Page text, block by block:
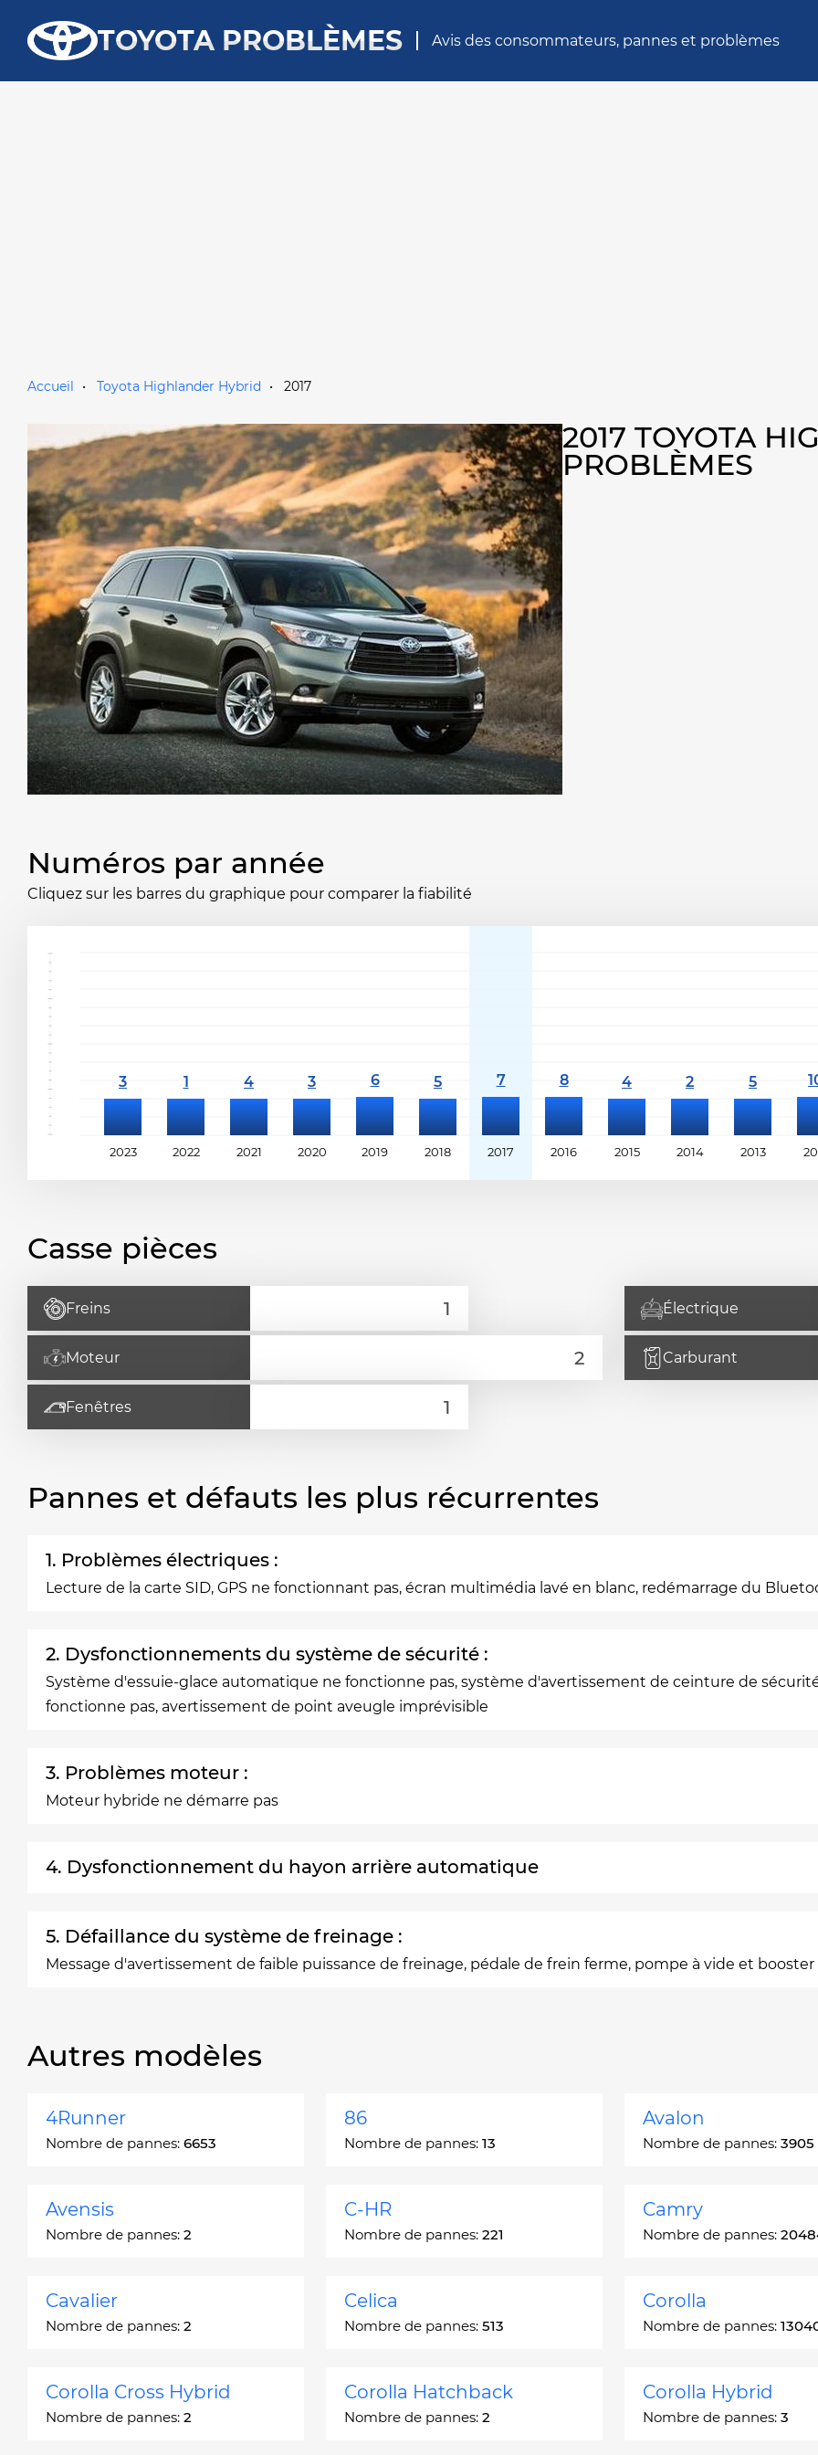
TOYOTA PROBLÈMES Avis des consommateurs, pannes et problèmes
Accueil Toyota Highlander Hybrid 2017
2017 TOYOTA
PROBLÈMES
Numéros par année
Cliquez sur les barres du graphique pour comparer la fiabilité
2023 2022 2021 2020 2019 2018 2017 2016 2015 2014 2013
Casse pièces
Freins Électrique
Moteur Carburant
Fenêtres
Pannes et défauts les plus récurrentes
1. Problèmes électriques :
Lecture de la carte SID, GPS ne fonctionnant pas, écran multimédia lavé en blanc, redémarrage du
2. Dysfonctionnements du système de sécurité :
Système d'essuie-glace automatique ne fonctionne pas, système d'avertissement de ceinture de
fonctionne pas, avertissement de point aveugle imprévisible
3. Problèmes moteur :
Moteur hybride ne démarre pas
4. Dysfonctionnement du hayon arrière automatique
5. Défaillance du système de freinage :
Message d'avertissement de faible puissance de freinage, pédale de frein ferme, pompe à vide et
Autres modèles
4Runner
Nombre de pannes: 6653
86
Nombre de pannes: 13
Avalon
Nombre de pannes: 3905
Avensis
Nombre de pannes: 2
C-HR
Nombre de pannes: 221
Camry
Nombre de pannes:
Cavalier
Nombre de pannes: 2
Celica
Nombre de pannes: 513
Corolla
Nombre de pannes:
Corolla Cross Hybrid
Nombre de pannes: 2
Corolla Hatchback
Nombre de pannes: 2
Corolla Hybrid
Nombre de pannes: 3